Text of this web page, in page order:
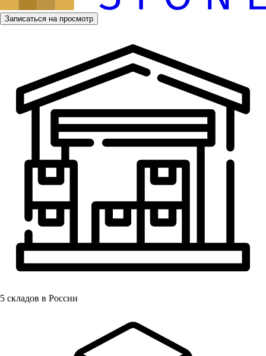
Записаться на просмотр
5 складов в России